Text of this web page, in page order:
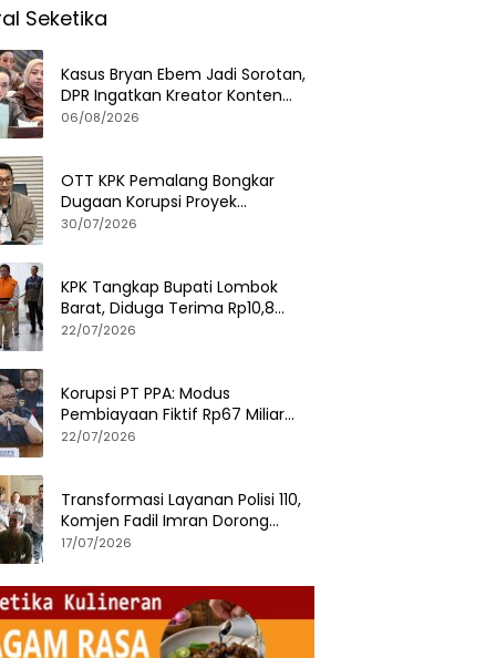
Seketika
Kasus Bryan Ebem Jadi Sorotan,
DPR Ingatkan Kreator Konten
Soal Privasi dan UU PDP
06/08/2026
OTT KPK Pemalang Bongkar
Dugaan Korupsi Proyek
Pemerintah, Ini Fakta
30/07/2026
KPK Tangkap Bupati Lombok
Barat, Diduga Terima Rp10,8
Miliar dan Gratifikasi Alphard
22/07/2026
Korupsi PT PPA: Modus
Pembiayaan Fiktif Rp67 Miliar
Terbongkar, Negara Rugi Rp38,8
22/07/2026
Transformasi Layanan Polisi 110,
Komjen Fadil Imran Dorong
Respons Cepat dan Terintegrasi
17/07/2026